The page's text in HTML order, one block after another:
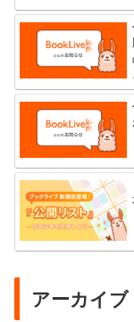
アーカイブ